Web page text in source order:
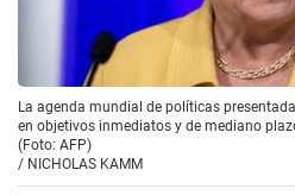
La agenda mundial de políticas
en objetivos inmediatos y de mediano
(Foto: AFP)
/ NICHOLAS KAMM